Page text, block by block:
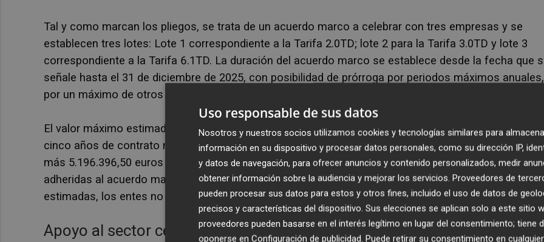
Tal y como marcan los pliegos, se trata de un acuerdo marco a celebrar con tres empresas y se
establecen tres lotes: Lote 1 correspondiente a la Tarifa 2.0TD; lote 2 para la Tarifa 3.0TD y lote 3
correspondiente a la Tarifa 6.1TD. La duración del acuerdo marco se establece desde la fecha que
señale hasta el 31 de diciembre de 2025, con posibilidad de prórroga por periodos máximos anuales,
por un máximo de otros tres años.
El valor máximo estimado del acuerdo marco se fija en 92.805.303,60 euros, IVA excluido e incluidos
cinco años de contrato más posibles modificaciones. Asimismo, se ha fijado en 30.935.101,20
más 5.196.396,50 euros en concepto de IVA correspondiente al gasto de la Diputación y las
adheridas al acuerdo marco durante dos años. Remarcar que al tratarse de unas cantidades
estimadas, los entes no quedan obligados a llevar a efecto una determinada cuantía del suministro.
Apoyo al sector cerámico
Uso responsable de sus datos
Nosotros y nuestros socios utilizamos cookies y tecnologías similares para
información en su dispositivo y procesar datos personales, como su dirección IP,
y datos de navegación, para ofrecer anuncios y contenido personalizados, medir
obtener información sobre la audiencia y mejorar los servicios. Proveedores de
pueden procesar sus datos para estos y otros fines, incluido el uso de datos de
precisos y características del dispositivo. Sus elecciones se aplican solo a este sitio
proveedores pueden basarse en el interés legítimo en lugar del consentimiento; tiene
oponerse en Configuración de publicidad. Puede retirar su consentimiento en